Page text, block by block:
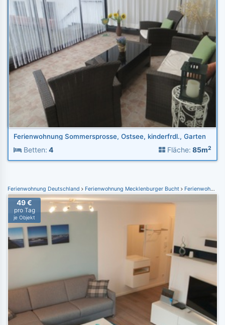
Ferienwohnung Sommersprosse, Ostsee, kinderfrdl., Garten
Betten: 4 Fläche: 85m2
Ferienwohnung Deutschland Ferienwohnung Mecklenburger Bucht Ferienwohnung Nienhagen
49 €
pro Tag
je Objekt